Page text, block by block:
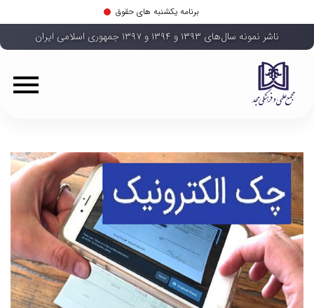
برنامه یکشنبه های حقوق
ناشر نمونه سال‌های ۱۳۹۳ و ۱۳۹۴ و ۱۳۹۷ جمهوری اسلامی ایران